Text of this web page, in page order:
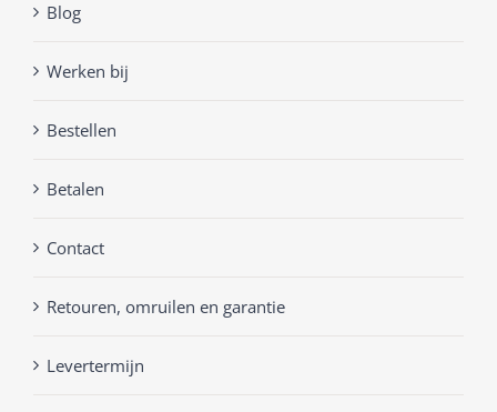
Blog
Werken bij
Bestellen
Betalen
Contact
Retouren, omruilen en garantie
Levertermijn